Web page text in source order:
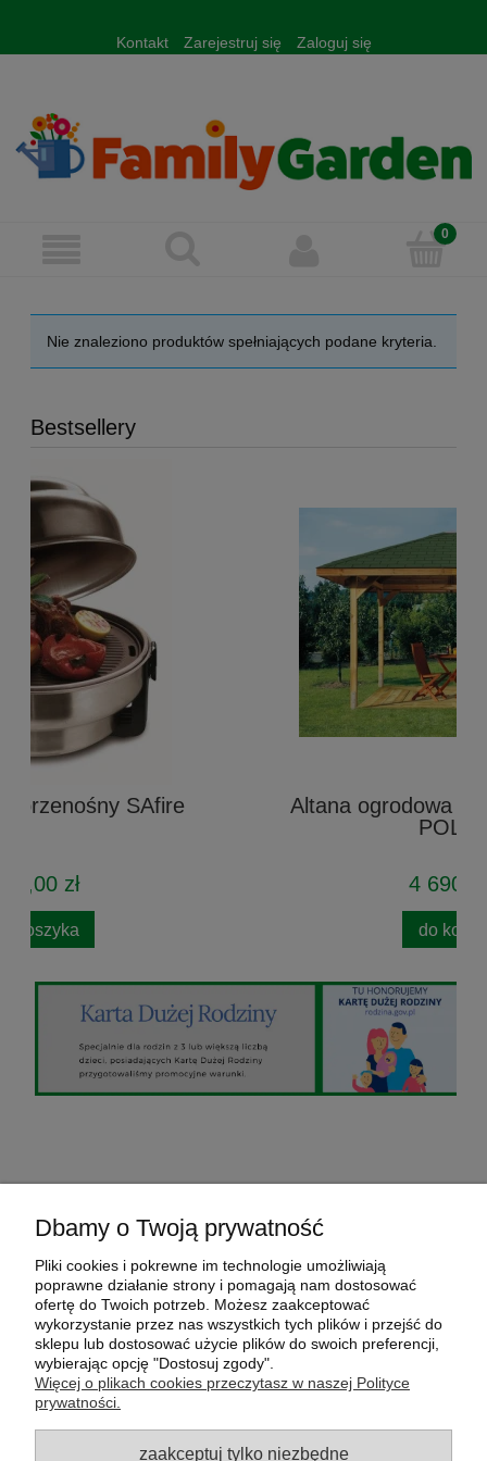
Kontakt Zarejestruj się Zaloguj się
Nie znaleziono produktów spełniających podane kryteria.
Bestsellery
Altana ogrodowa drewniana Agata -
Moje konto
Płatności i dostawa
sklep internetowy FamilyGarden.pl- Odpocznij w
ogrodzie :-)
Dbamy o Twoją prywatność
Pliki cookies i pokrewne im technologie umożliwiają
poprawne działanie strony i pomagają nam dostosować
ofertę do Twoich potrzeb. Możesz zaakceptować
wykorzystanie przez nas wszystkich tych plików i przejść do
sklepu lub dostosować użycie plików do swoich preferencji,
wybierając opcję "Dostosuj zgody".
Więcej o plikach cookies przeczytasz w naszej Polityce
prywatności.
zaakceptuj tylko niezbędne